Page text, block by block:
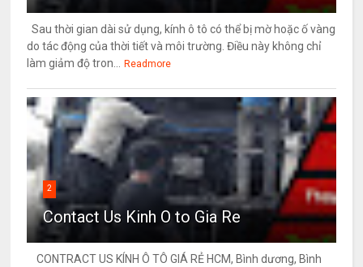
Sau thời gian dài sử dụng, kính ô tô có thể bị mờ hoặc ố vàng
do tác động của thời tiết và môi trường. Điều này không chỉ
làm giảm độ tron...
Readmore
2
Contact Us Kinh O to Gia Re
CONTRACT US KÍNH Ô TÔ GIÁ RẺ HCM, Bình dương, Bình